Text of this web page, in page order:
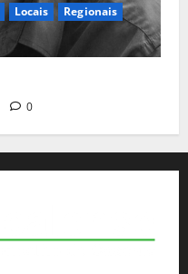
Locais
Regionais
0